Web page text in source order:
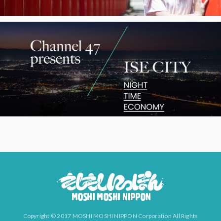
Copyright © 2017 MOSHI MOSHI NIPPON Corporation All Rights